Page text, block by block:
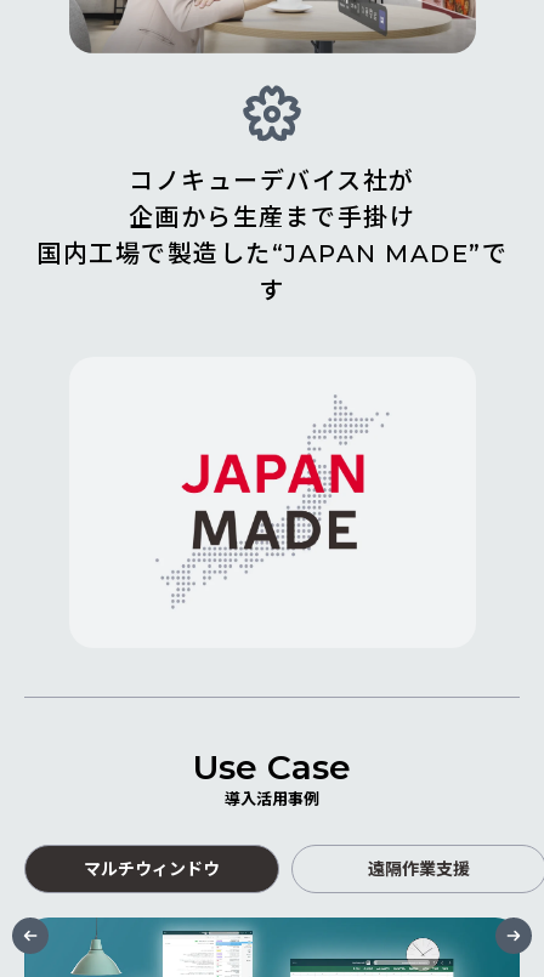
コノキューデバイス社が
企画から生産まで手掛け
国内工場で製造した“JAPAN MADE”で
す
Use Case
導入活用事例
マルチウィンドウ 遠隔作業支援